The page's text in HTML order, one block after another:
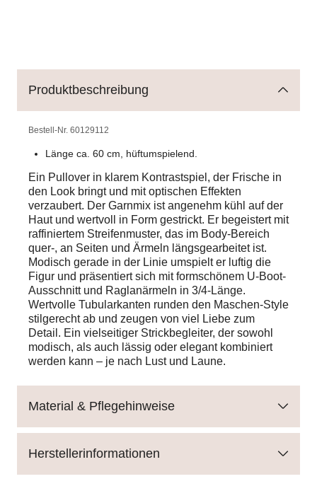
Produktbeschreibung
Bestell-Nr. 60129112
Länge ca. 60 cm, hüftumspielend.
Ein Pullover in klarem Kontrastspiel, der Frische in
den Look bringt und mit optischen Effekten
verzaubert. Der Garnmix ist angenehm kühl auf der
Haut und wertvoll in Form gestrickt. Er begeistert mit
raffiniertem Streifenmuster, das im Body-Bereich
quer-, an Seiten und Ärmeln längsgearbeitet ist.
Modisch gerade in der Linie umspielt er luftig die
Figur und präsentiert sich mit formschönem U-Boot-
Ausschnitt und Raglanärmeln in 3/4-Länge.
Wertvolle Tubularkanten runden den Maschen-Style
stilgerecht ab und zeugen von viel Liebe zum
Detail. Ein vielseitiger Strickbegleiter, der sowohl
modisch, als auch lässig oder elegant kombiniert
werden kann – je nach Lust und Laune.
Material & Pflegehinweise
Herstellerinformationen